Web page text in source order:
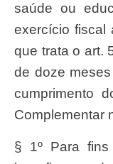
saúde ou
exercício fiscal
que trata o art.
de doze
cumprimento
Complementar
§ 1º Para fins